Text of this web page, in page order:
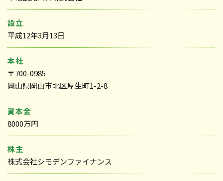
設立
平成12年3月13日
本社
〒700-0985
岡山県岡山市北区厚生町1-2-8
資本金
8000万円
株主
株式会社シモデンファイナンス